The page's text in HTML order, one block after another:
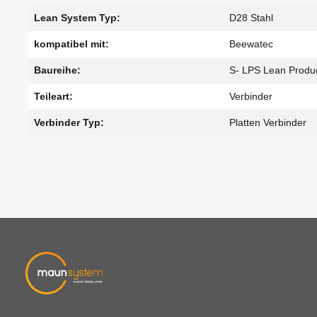
Lean System Typ: D28 Stahl
kompatibel mit: Beewatec
Baureihe: S- LPS Lean
Teileart: Verbinder
Verbinder Typ: Platten Verbinder